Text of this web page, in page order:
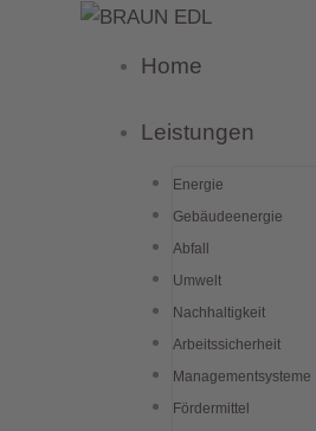
Home
Leistungen
Energie
Gebäudeenergie
Abfall
Umwelt
Nachhaltigkeit
Arbeitssicherheit
Managementsysteme
Fördermittel